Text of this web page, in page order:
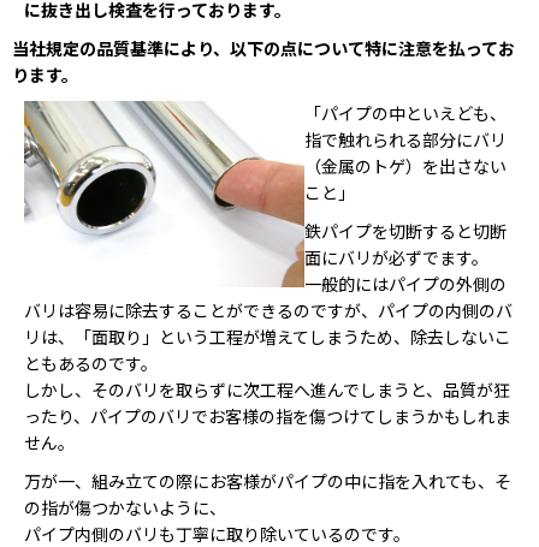
に抜き出し検査を行っております。
当社規定の品質基準により、以下の点について特に注意を払ってお
ります。
「パイプの中といえども、
指で触れられる部分にバリ
（金属のトゲ）を出さない
こと」
鉄パイプを切断すると切断
面にバリが必ずでます。
一般的にはパイプの外側の
バリは容易に除去することができるのですが、パイプの内側のバ
リは、「面取り」という工程が増えてしまうため、除去しないこ
ともあるのです。
しかし、そのバリを取らずに次工程へ進んでしまうと、品質が狂
ったり、パイプのバリでお客様の指を傷つけてしまうかもしれま
せん。
万が一、組み立ての際にお客様がパイプの中に指を入れても、そ
の指が傷つかないように、
パイプ内側のバリも丁寧に取り除いているのです。